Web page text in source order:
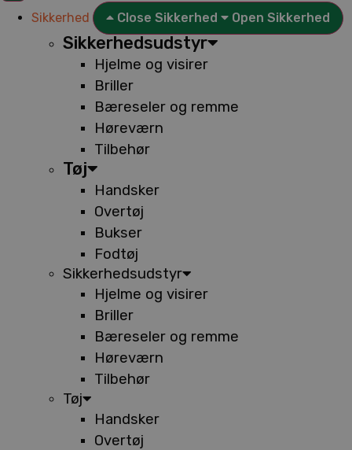
Sikkerhed Close Sikkerhed Open Sikkerhed
Sikkerhedsudstyr
Hjelme og visirer
Briller
Bæreseler og remme
Høreværn
Tilbehør
Tøj
Handsker
Overtøj
Bukser
Fodtøj
Sikkerhedsudstyr
Hjelme og visirer
Briller
Bæreseler og remme
Høreværn
Tilbehør
Tøj
Handsker
Overtøj